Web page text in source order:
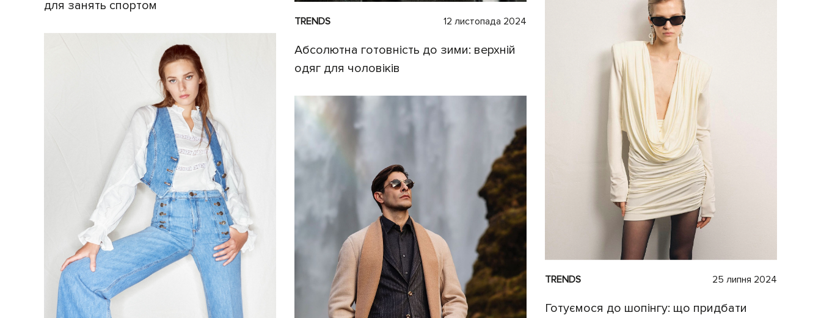
для занять спортом
TRENDS 12 листопада 2024
Абсолютна готовність до зими: верхній
одяг для чоловіків
TRENDS 25 липня 2024
Готуємося до шопінгу: що придбати